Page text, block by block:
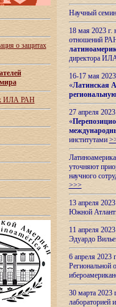
о защитах
ИЛА РАН
Научный
18 мая 2023
отношений
директора
16-17 мая
«Латинская
27 апреля
«
институтами
уточняют
научного
>>>
13 апреля
Южной
11 апреля
Эдуардо
6 апреля
Региональной
30 марта 2023
лабораторией